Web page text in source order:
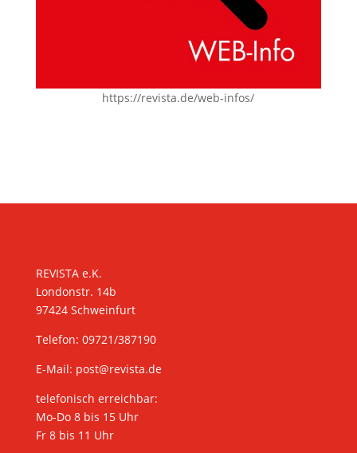
https://revista.de/web-infos/
REVISTA e.K.
Londonstr. 14b
97424 Schweinfurt
Telefon: 09721/387190
E-Mail: post@revista.de
telefonisch erreichbar:
Mo-Do 8 bis 15 Uhr
Fr 8 bis 11 Uhr